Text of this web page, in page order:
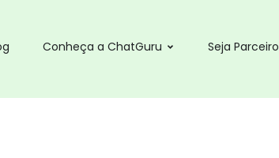
Conheça a ChatGuru Seja Parceiro